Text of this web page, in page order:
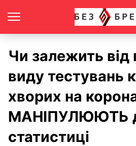
Чи залежить від
виду тестувань
хворих на
МАНІПУЛЮЮТЬ
статистиці